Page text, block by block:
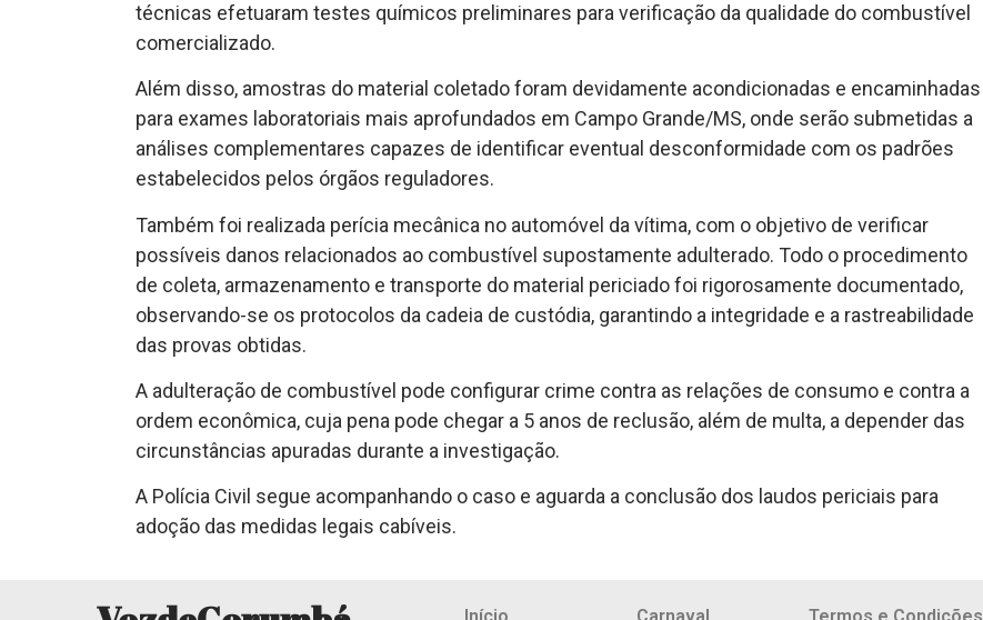
técnicas efetuaram testes químicos preliminares para verificação da qualidade do combustível
comercializado.
Além disso, amostras do material coletado foram devidamente acondicionadas e encaminhadas
para exames laboratoriais mais aprofundados em Campo Grande/MS, onde serão submetidas a
análises complementares capazes de identificar eventual desconformidade com os padrões
estabelecidos pelos órgãos reguladores.
Também foi realizada perícia mecânica no automóvel da vítima, com o objetivo de verificar
possíveis danos relacionados ao combustível supostamente adulterado. Todo o procedimento
de coleta, armazenamento e transporte do material periciado foi rigorosamente documentado,
observando-se os protocolos da cadeia de custódia, garantindo a integridade e a rastreabilidade
das provas obtidas.
A adulteração de combustível pode configurar crime contra as relações de consumo e contra a
ordem econômica, cuja pena pode chegar a 5 anos de reclusão, além de multa, a depender das
circunstâncias apuradas durante a investigação.
A Polícia Civil segue acompanhando o caso e aguarda a conclusão dos laudos periciais para
adoção das medidas legais cabíveis.